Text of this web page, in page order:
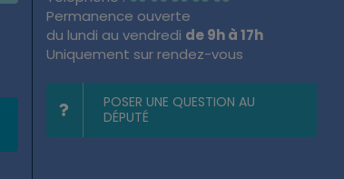
Permanence ouverte
du lundi au vendredi de 9h à 17h
Uniquement sur rendez-vous
POSER UNE QUESTION AU
DÉPUTÉ